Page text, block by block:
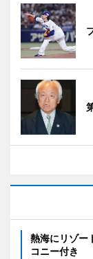
熱海にリゾ
コニー付き